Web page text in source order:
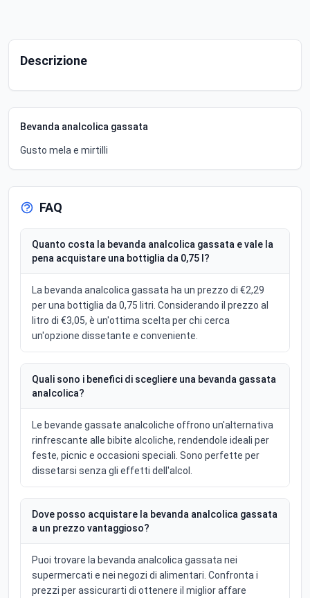
Descrizione
Bevanda analcolica gassata
Gusto mela e mirtilli
FAQ
Quanto costa la bevanda analcolica gassata e vale la
pena acquistare una bottiglia da 0,75 l?
La bevanda analcolica gassata ha un prezzo di €2,29
per una bottiglia da 0,75 litri. Considerando il prezzo al
litro di €3,05, è un'ottima scelta per chi cerca
un'opzione dissetante e conveniente.
Quali sono i benefici di scegliere una bevanda gassata
analcolica?
Le bevande gassate analcoliche offrono un'alternativa
rinfrescante alle bibite alcoliche, rendendole ideali per
feste, picnic e occasioni speciali. Sono perfette per
dissetarsi senza gli effetti dell'alcol.
Dove posso acquistare la bevanda analcolica gassata
a un prezzo vantaggioso?
Puoi trovare la bevanda analcolica gassata nei
supermercati e nei negozi di alimentari. Confronta i
prezzi per assicurarti di ottenere il miglior affare